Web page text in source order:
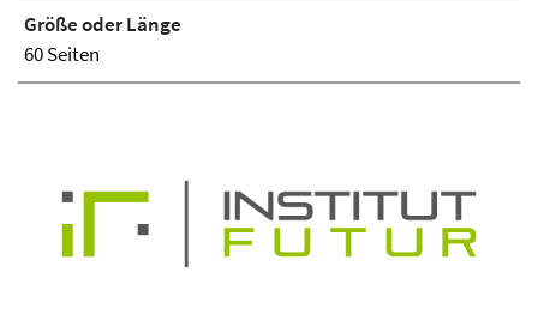
Größe oder Länge
60 Seiten